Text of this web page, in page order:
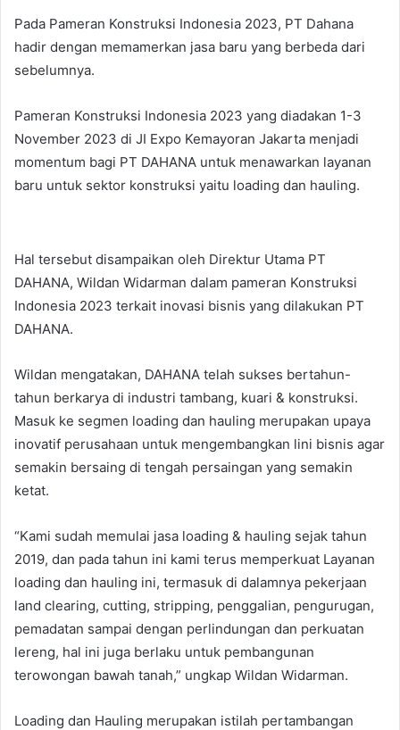
Pada Pameran Konstruksi Indonesia 2023, PT Dahana
hadir dengan memamerkan jasa baru yang berbeda dari
sebelumnya.
Pameran Konstruksi Indonesia 2023 yang diadakan 1-3
November 2023 di JI Expo Kemayoran Jakarta menjadi
momentum bagi PT DAHANA untuk menawarkan layanan
baru untuk sektor konstruksi yaitu loading dan hauling.
Hal tersebut disampaikan oleh Direktur Utama PT
DAHANA, Wildan Widarman dalam pameran Konstruksi
Indonesia 2023 terkait inovasi bisnis yang dilakukan PT
DAHANA.
Wildan mengatakan, DAHANA telah sukses bertahun-
tahun berkarya di industri tambang, kuari & konstruksi.
Masuk ke segmen loading dan hauling merupakan upaya
inovatif perusahaan untuk mengembangkan lini bisnis agar
semakin bersaing di tengah persaingan yang semakin
ketat.
“Kami sudah memulai jasa loading & hauling sejak tahun
2019, dan pada tahun ini kami terus memperkuat Layanan
loading dan hauling ini, termasuk di dalamnya pekerjaan
land clearing, cutting, stripping, penggalian, pengurugan,
pemadatan sampai dengan perlindungan dan perkuatan
lereng, hal ini juga berlaku untuk pembangunan
terowongan bawah tanah,” ungkap Wildan Widarman.
Loading dan Hauling merupakan istilah pertambangan